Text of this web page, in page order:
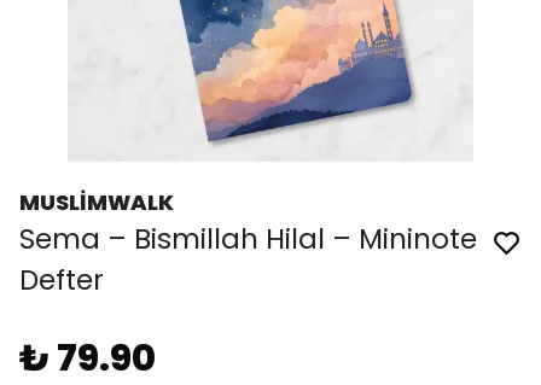
MUSLİMWALK
Sema – Bismillah Hilal – Mininote
Defter
₺ 79.90